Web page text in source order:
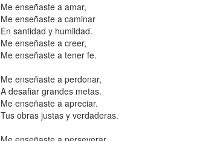
Me enseñaste a amar,
Me enseñaste a caminar
En santidad y humildad.
Me enseñaste a creer,
Me enseñaste a tener fe.
Me enseñaste a perdonar,
A desafiar grandes metas.
Me enseñaste a apreciar.
Tus obras justas y verdaderas.